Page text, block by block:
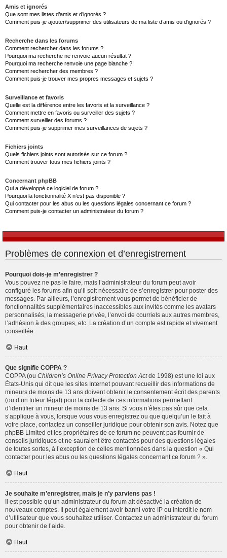
Amis et ignorés
Que sont mes listes d’amis et d’ignorés ?
Comment puis-je ajouter/supprimer des utilisateurs de ma liste d’amis ou d’ignorés ?
Recherche dans les forums
Comment rechercher dans les forums ?
Pourquoi ma recherche ne renvoie aucun résultat ?
Pourquoi ma recherche renvoie une page blanche ?!
Comment rechercher des membres ?
Comment puis-je trouver mes propres messages et sujets ?
Surveillance et favoris
Quelle est la différence entre les favoris et la surveillance ?
Comment mettre en favoris ou surveiller des sujets ?
Comment surveiller des forums ?
Comment puis-je supprimer mes surveillances de sujets ?
Fichiers joints
Quels fichiers joints sont autorisés sur ce forum ?
Comment trouver tous mes fichiers joints ?
Concernant phpBB
Qui a développé ce logiciel de forum ?
Pourquoi la fonctionnalité X n’est pas disponible ?
Qui contacter pour les abus ou les questions légales concernant ce forum ?
Comment puis-je contacter un administrateur du forum ?
Problèmes de connexion et d’enregistrement
Pourquoi dois-je m’enregistrer ?
Vous pouvez ne pas le faire, mais l’administrateur du forum peut avoir
configuré les forums afin qu’il soit nécessaire de s’enregistrer pour poster des
messages. Par ailleurs, l’enregistrement vous permet de bénéficier de
fonctionnalités supplémentaires inaccessibles aux invités comme les avatars
personnalisés, la messagerie privée, l’envoi de courriels aux autres membres,
l’adhésion à des groupes, etc. La création d’un compte est rapide et vivement
conseillée.
Haut
Que signifie COPPA ?
COPPA (ou Children’s Online Privacy Protection Actde 1998) est une loi aux
États-Unis qui dit que les sites Internet pouvant recueillir des informations de
mineurs de moins de 13 ans doivent obtenir le consentement écrit des parents
(ou d’un tuteur légal) pour la collecte de ces informations permettant
d’identifier un mineur de moins de 13 ans. Si vous n’êtes pas sûr que cela
s’applique à vous, lorsque vous vous enregistrez ou que quelqu’un le fait à
votre place, contactez un conseiller juridique pour obtenir son avis. Notez que
phpBB Limited et les propriétaires de ce forum ne peuvent pas fournir de
conseils juridiques et ne sauraient être contactés pour des questions légales
de toutes sortes, à l’exception de celles mentionnées dans la question « Qui
contacter pour les abus ou les questions légales concernant ce forum ? ».
Haut
Je souhaite m’enregistrer, mais je n’y parviens pas !
Il est possible qu’un administrateur du forum ait désactivé la création de
nouveaux comptes. Il peut également avoir banni votre IP ou interdit le nom
d’utilisateur que vous souhaitez utiliser. Contactez un administrateur du forum
pour obtenir de l’aide.
Haut